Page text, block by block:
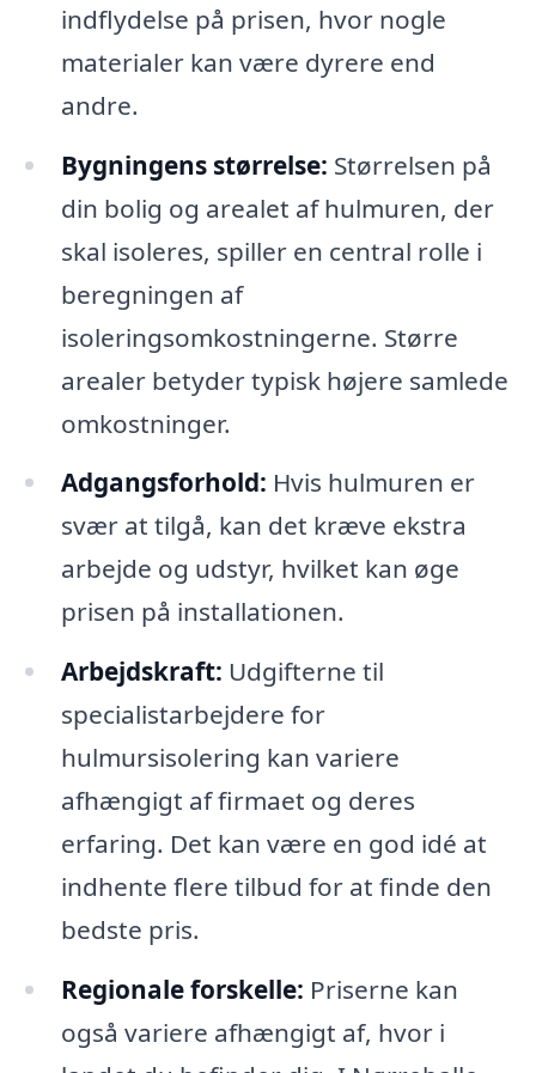
indflydelse på prisen, hvor nogle
materialer kan være dyrere end
andre.
Bygningens størrelse: Størrelsen på
din bolig og arealet af hulmuren, der
skal isoleres, spiller en central rolle i
beregningen af
isoleringsomkostningerne. Større
arealer betyder typisk højere samlede
omkostninger.
Adgangsforhold: Hvis hulmuren er
svær at tilgå, kan det kræve ekstra
arbejde og udstyr, hvilket kan øge
prisen på installationen.
Arbejdskraft: Udgifterne til
specialistarbejdere for
hulmursisolering kan variere
afhængigt af firmaet og deres
erfaring. Det kan være en god idé at
indhente flere tilbud for at finde den
bedste pris.
Regionale forskelle: Priserne kan
også variere afhængigt af, hvor i